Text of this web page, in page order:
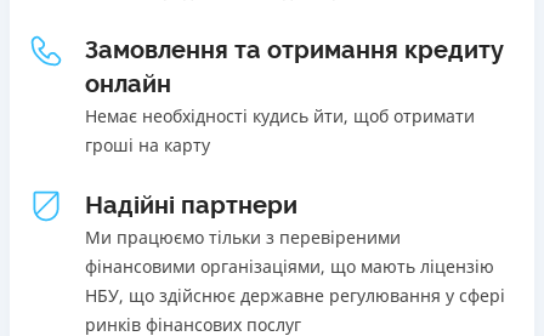
Погашення
В касах і терміналах відділень
Онлайн (через сайт або інтернет-банкінг)
Через термінали самообслуговування
Через термінали Приватбанку
Ліцензія НБУ
Ліцензія переоформлена 27.03.2024 р.
Вся інформація про кредит
Щомісячна комісія
від 0%
Переваги
Акція: ставка 0,01% на перший платіж за умови
Швидкий онлайн кредит на банківську картку без
застави та поручителів;
Процес повністю автоматизований і займає до 5
хвилин;
Видача коштів відбувається цілодобово по всій
Замовлення та отримання кредиту
онлайн
Немає необхідності кудись йти, щоб отримати
гроші на карту
Надійні партнери
Ми працюємо тільки з перевіреними
фінансовими організаціями, що мають ліцензію
НБУ, що здійснює державне регулювання у сфері
ринків фінансових послуг